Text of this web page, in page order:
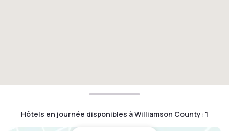
Hôtels en journée disponibles à Williamson County: 1